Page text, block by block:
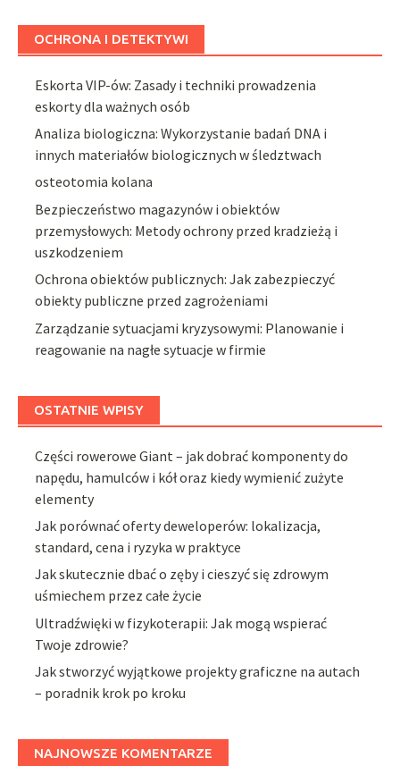
OCHRONA I DETEKTYWI
Eskorta VIP-ów: Zasady i techniki prowadzenia
eskorty dla ważnych osób
Analiza biologiczna: Wykorzystanie badań DNA i
innych materiałów biologicznych w śledztwach
osteotomia kolana
Bezpieczeństwo magazynów i obiektów
przemysłowych: Metody ochrony przed kradzieżą i
uszkodzeniem
Ochrona obiektów publicznych: Jak zabezpieczyć
obiekty publiczne przed zagrożeniami
Zarządzanie sytuacjami kryzysowymi: Planowanie i
reagowanie na nagłe sytuacje w firmie
OSTATNIE WPISY
Części rowerowe Giant – jak dobrać komponenty do
napędu, hamulców i kół oraz kiedy wymienić zużyte
elementy
Jak porównać oferty deweloperów: lokalizacja,
standard, cena i ryzyka w praktyce
Jak skutecznie dbać o zęby i cieszyć się zdrowym
uśmiechem przez całe życie
Ultradźwięki w fizykoterapii: Jak mogą wspierać
Twoje zdrowie?
Jak stworzyć wyjątkowe projekty graficzne na autach
– poradnik krok po kroku
NAJNOWSZE KOMENTARZE